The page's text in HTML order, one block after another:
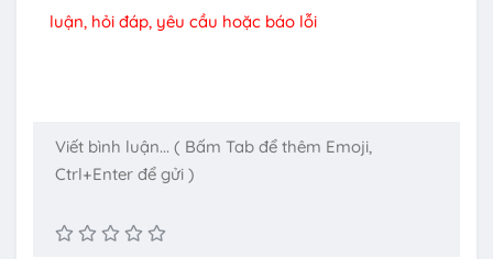
luận, hỏi đáp, yêu cầu hoặc báo lỗi